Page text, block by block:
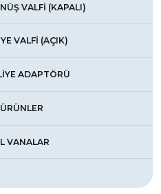
VALFİ (KAPALI)
VALFİ (AÇIK)
ADAPTÖRÜ
VANALAR